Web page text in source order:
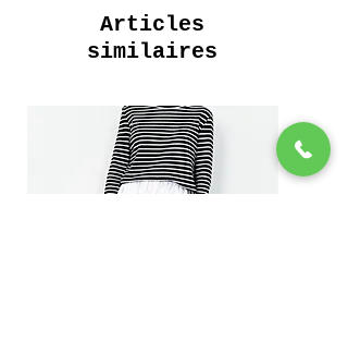
Articles
similaires